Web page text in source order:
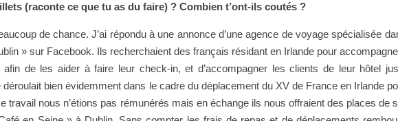
(raconte ce que tu as du faire) ? Combien t’ont-ils coutés ?
de chance. J’ai répondu à une annonce d’une agence de voyage spécialisée
» sur Facebook. Ils recherchaient des français résidant en Irlande pour
afin de les aider à faire leur check-in, et d’accompagner les clients de leur hôtel
déroulait bien évidemment dans le cadre du déplacement du XV de France en Irlande
travail nous n’étions pas rémunérés mais en échange ils nous offraient des places de